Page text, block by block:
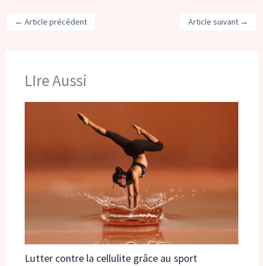
← Article précédent Article suivant →
LIre Aussi
Lutter contre la cellulite grâce au sport